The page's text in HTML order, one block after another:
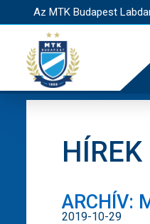
Az MTK Budapest
HÍREK
ARCHÍV:
2019-10-29